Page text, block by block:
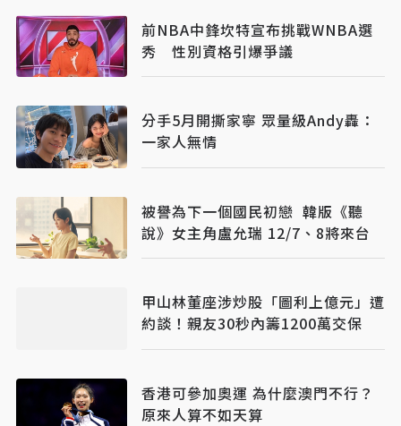
前NBA中鋒坎特宣布挑戰WNBA選
秀 性別資格引爆爭議
分手5月開撕家寧 眾量級Andy轟：
一家人無情
被譽為下一個國民初戀 韓版《聽
說》女主角盧允瑞 12/7、8將來台
甲山林董座涉炒股「圖利上億元」遭
約談！親友30秒內籌1200萬交保
香港可參加奧運 為什麼澳門不行？
原來人算不如天算